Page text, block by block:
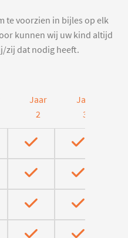
te voorzien in bijles op elk
kunnen wij uw kind altijd
zij dat nodig heeft.
Jaar
2
Jaar
3